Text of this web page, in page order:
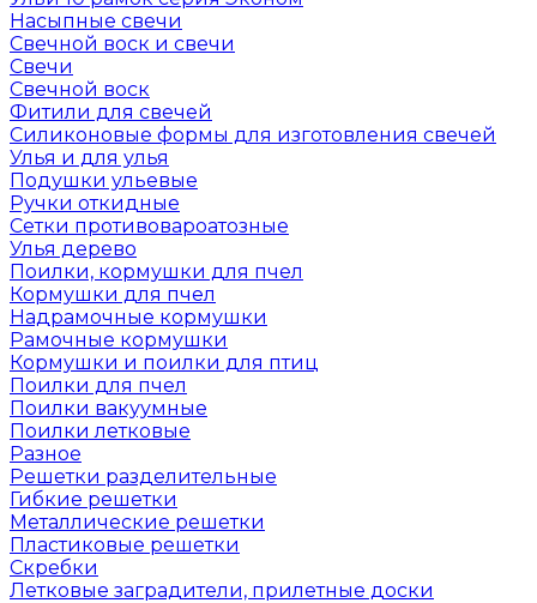
Насыпные свечи
Свечной воск и свечи
Свечи
Свечной воск
Фитили для свечей
Силиконовые формы для изготовления свечей
Улья и для улья
Подушки ульевые
Ручки откидные
Сетки противовароатозные
Улья дерево
Поилки, кормушки для пчел
Кормушки для пчел
Надрамочные кормушки
Рамочные кормушки
Кормушки и поилки для птиц
Поилки для пчел
Поилки вакуумные
Поилки летковые
Разное
Решетки разделительные
Гибкие решетки
Металлические решетки
Пластиковые решетки
Скребки
Летковые заградители, прилетные доски